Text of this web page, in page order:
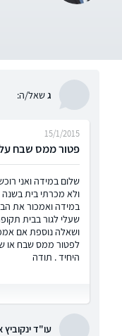
ג שאל/ה:
פטור ממס שבח
15/1/2015
שלום במידה ואני
ולא מכרתי בית
במידה ואמכור את
שעלי לגור בבית
ושאלה נוספת אם
לפטור ממס שבח או
היחיד . תודה
עו"ד ינקוביץ